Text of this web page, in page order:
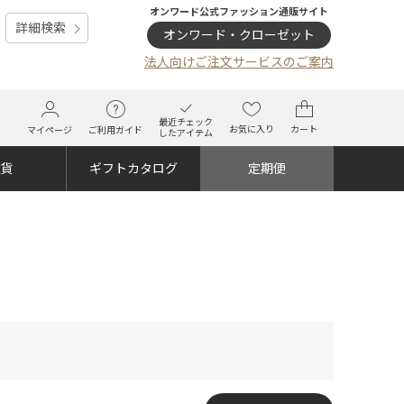
詳細検索
オンワード公式ファッション通販サイト
オンワード・クローゼット
法人向けご注文サービスのご案内
マイページ ご利用ガイド
最近チェック
したアイテム
お気に入り カート
ギフトカタログ 定期便